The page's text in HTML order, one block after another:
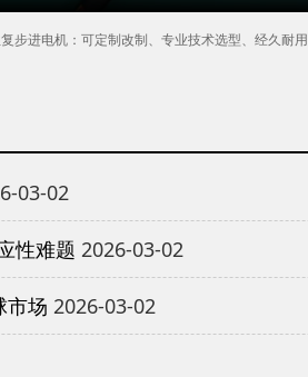
步进电机：可定制改制、专业技术选型、经久耐用
03-02
性难题 2026-03-02
市场 2026-03-02